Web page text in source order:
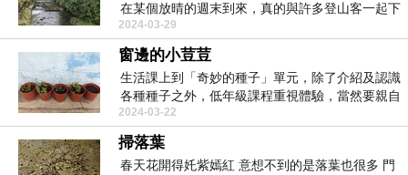
在某個放晴的週末到來，真的與許多登山客一起下
車 ...
2024-03-29
窗邊的小荳荳
生活課上到「奇妙的種子」單元，除了介紹及認識
各種種子之外，低年級課程重視體驗，當然要親自
種看看。大家...
2024-03-22
掃落葉
春天花開得奼紫嫣紅 意想不到的是落葉也很多 門